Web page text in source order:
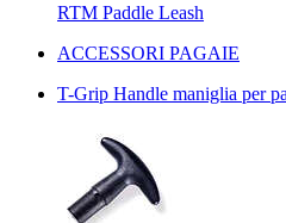
RTM Paddle Leash
ACCESSORI PAGAIE
T-Grip Handle maniglia per